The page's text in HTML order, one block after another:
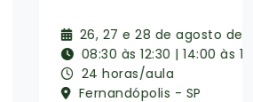
agosto de 2026
| 14:00 às 18:00